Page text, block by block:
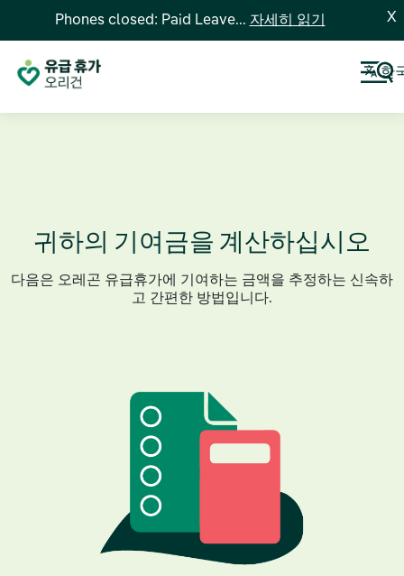
Phones closed: Paid Leave... 자세히 읽기 X
한
귀하의 기여금을 계산하십시오
다음은 오레곤 유급휴가에 기여하는 금액을 추정하는 신속하
고 간편한 방법입니다.